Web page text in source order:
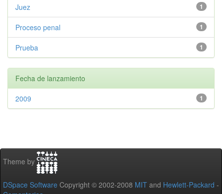
1
Juez
1
Proceso penal
1
Prueba
Fecha de lanzamiento
1
2009
Theme by
DSpace Software Copyright © 2002-2008 MIT and Hewlett-Packard -